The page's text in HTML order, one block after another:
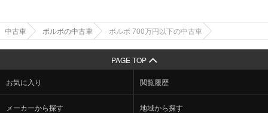
中古車 ボルボの中古車 ボルボ 700万円以下の中古車
PAGE TOP
お気に入り 閲覧履歴
メーカーから探す 地域から探す